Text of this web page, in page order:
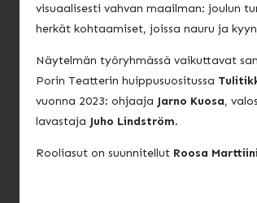
visuaalisesti vahvan maailman: joulun
herkät kohtaamiset, joissa nauru ja
Näytelmän työryhmässä vaikuttavat
Porin Teatterin huippusuositussa
vuonna 2023: ohjaaja Jarno Kuosa,
lavastaja Juho Lindström.
Rooliasut on suunnitellut Roosa Marttiini